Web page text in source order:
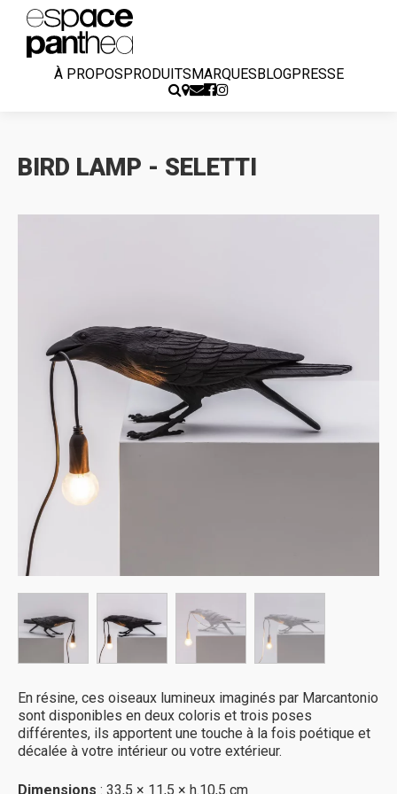
À PROPOSPRODUITSMARQUESBLOGPRESSE
BIRD LAMP - SELETTI
En résine, ces oiseaux lumineux imaginés par Marcantonio
sont disponibles en deux coloris et trois poses
différentes, ils apportent une touche à la fois poétique et
décalée à votre intérieur ou votre extérieur.
Dimensions : 33,5 × 11,5 × h.10,5 cm